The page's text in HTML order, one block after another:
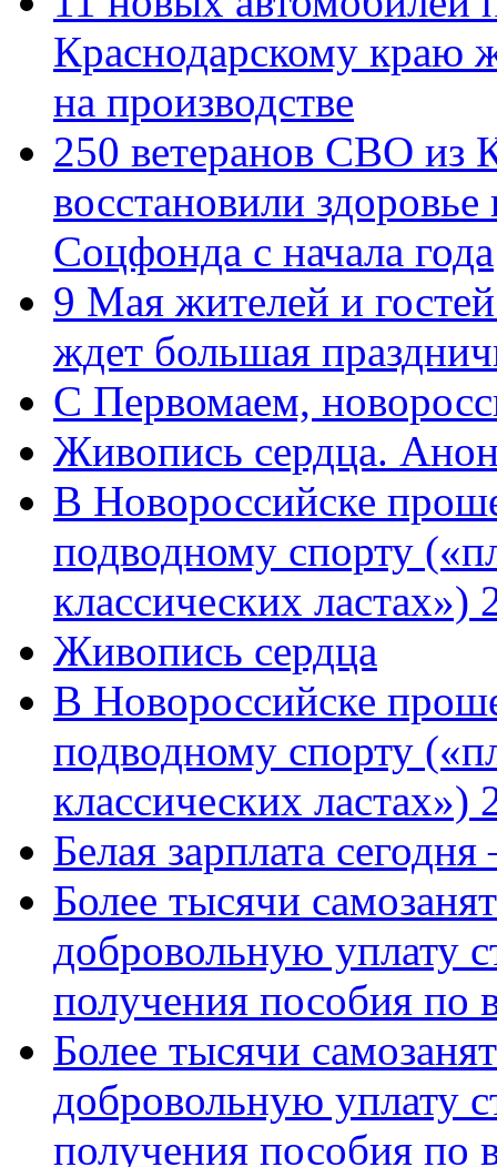
Краснодарскому краю
на производстве
250 ветеранов СВО из
восстановили
Соцфонда с начала года
9 Мая жителей и
ждет большая
C Первомаем,
Живопись сердца.
В Новороссийске
подводному спорту
классических
Живопись сердца
В Новороссийске
подводному спорту
классических ластах»)
Белая зарплата
Более тысячи
добровольную уплату
получения пособия по
Более тысячи
добровольную уплату
получения пособия по